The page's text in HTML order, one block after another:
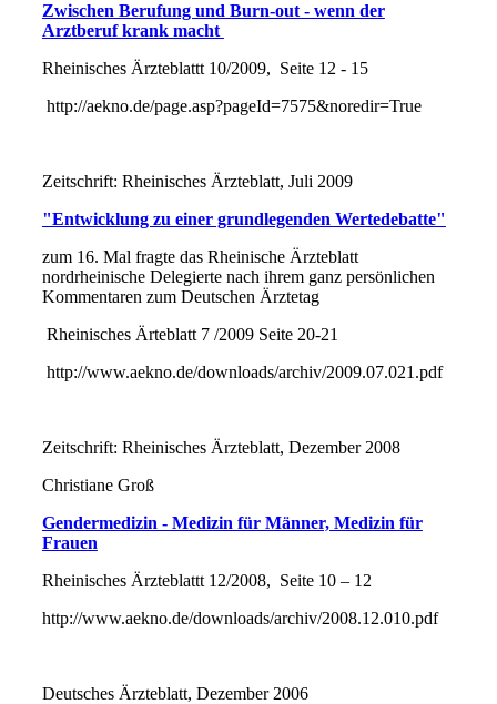
Zwischen Berufung und Burn-out - wenn der
Arztberuf krank macht
Rheinisches Ärzteblattt 10/2009, Seite 12 - 15
http://aekno.de/page.asp?pageId=7575&noredir=True
Zeitschrift: Rheinisches Ärzteblatt, Juli 2009
"Entwicklung zu einer grundlegenden Wertedebatte"
zum 16. Mal fragte das Rheinische Ärzteblatt
nordrheinische Delegierte nach ihrem ganz persönlichen
Kommentaren zum Deutschen Ärztetag
Rheinisches Ärteblatt 7 /2009 Seite 20-21
http://www.aekno.de/downloads/archiv/2009.07.021.pdf
Zeitschrift: Rheinisches Ärzteblatt, Dezember 2008
Christiane Groß
Gendermedizin - Medizin für Männer, Medizin für
Frauen
Rheinisches Ärzteblattt 12/2008, Seite 10 – 12
http://www.aekno.de/downloads/archiv/2008.12.010.pdf
Deutsches Ärzteblatt, Dezember 2006